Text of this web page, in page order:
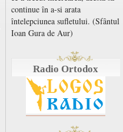
continue în a-si arata
întelepciunea sufletului. (Sfântul
Ioan Gura de Aur)
Radio Ortodox